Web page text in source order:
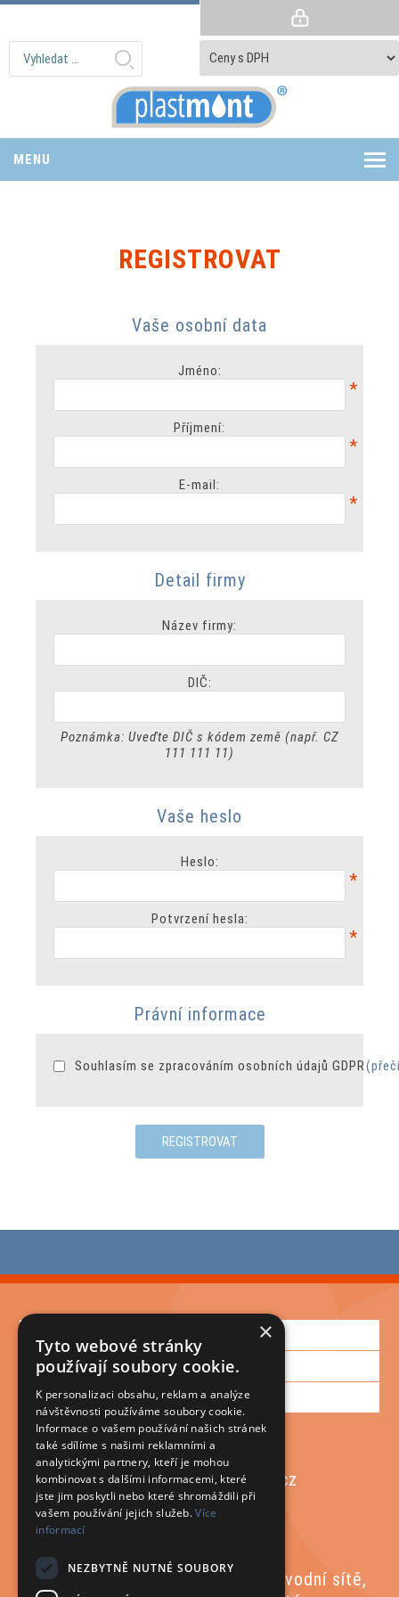
MENU
REGISTROVAT
Vaše osobní data
Jméno:
*
Příjmení:
*
E-mail:
*
Detail firmy
Název firmy:
DIČ:
Poznámka: Uveďte DIČ s kódem země (např. CZ
111 111 11)
Vaše heslo
Heslo:
*
Potvrzení hesla:
*
Právní informace
Souhlasím se zpracováním osobních údajů GDPR
REGISTROVAT
Informace
Zákaznická podpora
Můj účet
+420 572 430 571
plastmont@plastmont.cz
Materiály pro kanalizační a vodovodní sítě,
×
Tyto webové stránky
používají soubory cookie.
K personalizaci obsahu, reklam a analýze
návštěvnosti používáme soubory cookie.
Informace o vašem používání našich stránek
také sdílíme s našimi reklamními a
analytickými partnery, kteří je mohou
kombinovat s dalšími informacemi, které
jste jim poskytli nebo které shromáždili při
vašem používání jejich služeb.Více
informací
NEZBYTNĚ NUTNÉ SOUBORY